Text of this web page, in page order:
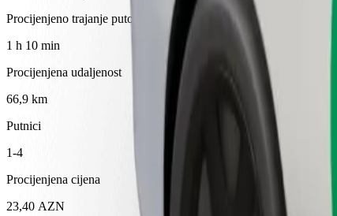
Procijenjeno trajanje putovanja
1 h 10 min
Procijenjena udaljenost
66,9 km
Putnici
1-4
Procijenjena cijena
23,40 AZN